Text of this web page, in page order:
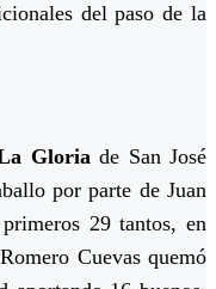
del paso de la
Gloriade San José
por parte de Juan
29 tantos, en
Cuevas quemó